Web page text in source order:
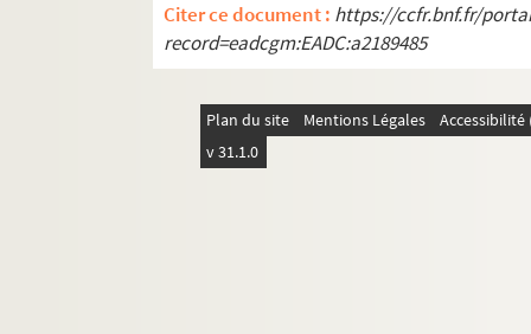
Citer ce document : https://ccfr.bnf.fr/
record=eadcgm:EADC:a2189485
Plan du site Mentions Légales
v 31.1.0